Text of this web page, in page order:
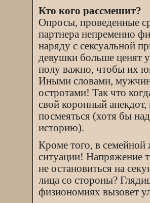
Кто кого рассмешит?
Опросы, проведенные
партнера непременно
наряду с сексуальной
девушки больше ценят
полу важно, чтобы их
Иными словами,
остротами! Так что
свой коронный
посмеяться (хотя бы
историю).
Кроме того, в
ситуации! Напряжение
не остановиться на
лица со стороны?
физиономиях вызовет